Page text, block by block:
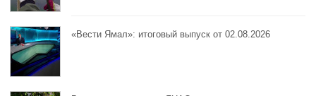
«Вести Ямал»: итоговый выпуск от 02.08.2026